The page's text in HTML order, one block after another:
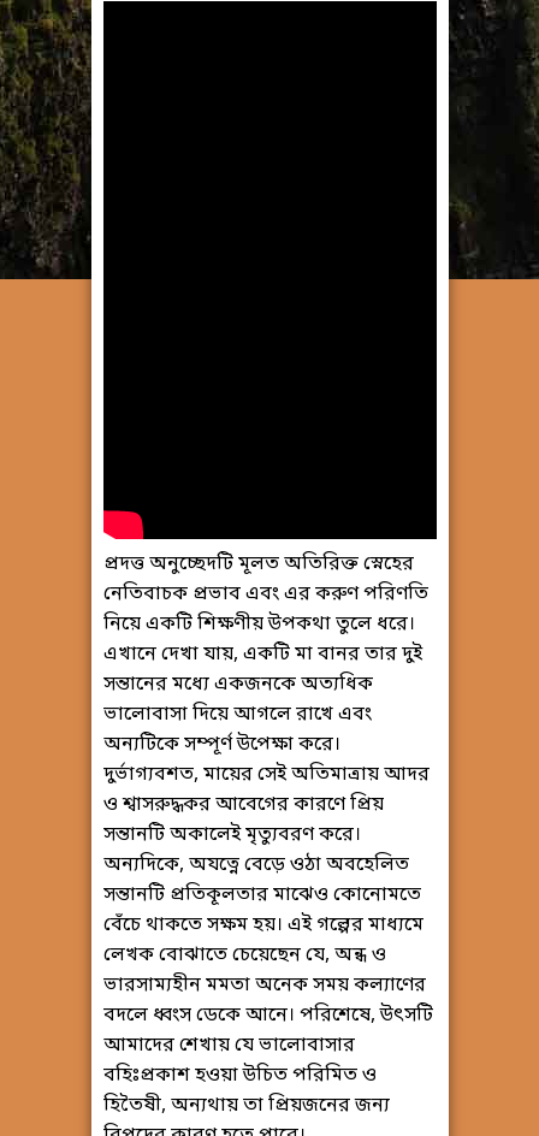
প্রদত্ত অনুচ্ছেদটি মূলত অতিরিক্ত স্নেহের
নেতিবাচক প্রভাব এবং এর করুণ পরিণতি
নিয়ে একটি শিক্ষণীয় উপকথা তুলে ধরে।
এখানে দেখা যায়, একটি মা বানর তার দুই
সন্তানের মধ্যে একজনকে অত্যধিক
ভালোবাসা দিয়ে আগলে রাখে এবং
অন্যটিকে সম্পূর্ণ উপেক্ষা করে।
দুর্ভাগ্যবশত, মায়ের সেই অতিমাত্রায় আদর
ও শ্বাসরুদ্ধকর আবেগের কারণে প্রিয়
সন্তানটি অকালেই মৃত্যুবরণ করে।
অন্যদিকে, অযত্নে বেড়ে ওঠা অবহেলিত
সন্তানটি প্রতিকূলতার মাঝেও কোনোমতে
বেঁচে থাকতে সক্ষম হয়। এই গল্পের মাধ্যমে
লেখক বোঝাতে চেয়েছেন যে, অন্ধ ও
ভারসাম্যহীন মমতা অনেক সময় কল্যাণের
বদলে ধ্বংস ডেকে আনে। পরিশেষে, উৎসটি
আমাদের শেখায় যে ভালোবাসার
বহিঃপ্রকাশ হওয়া উচিত পরিমিত ও
হিতৈষী, অন্যথায় তা প্রিয়জনের জন্য